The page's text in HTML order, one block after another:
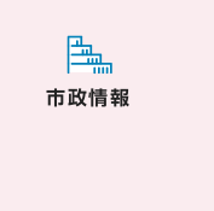
市政情報